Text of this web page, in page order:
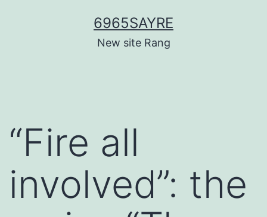
6965SAYRE
New site Rang
“Fire all
involved”: the